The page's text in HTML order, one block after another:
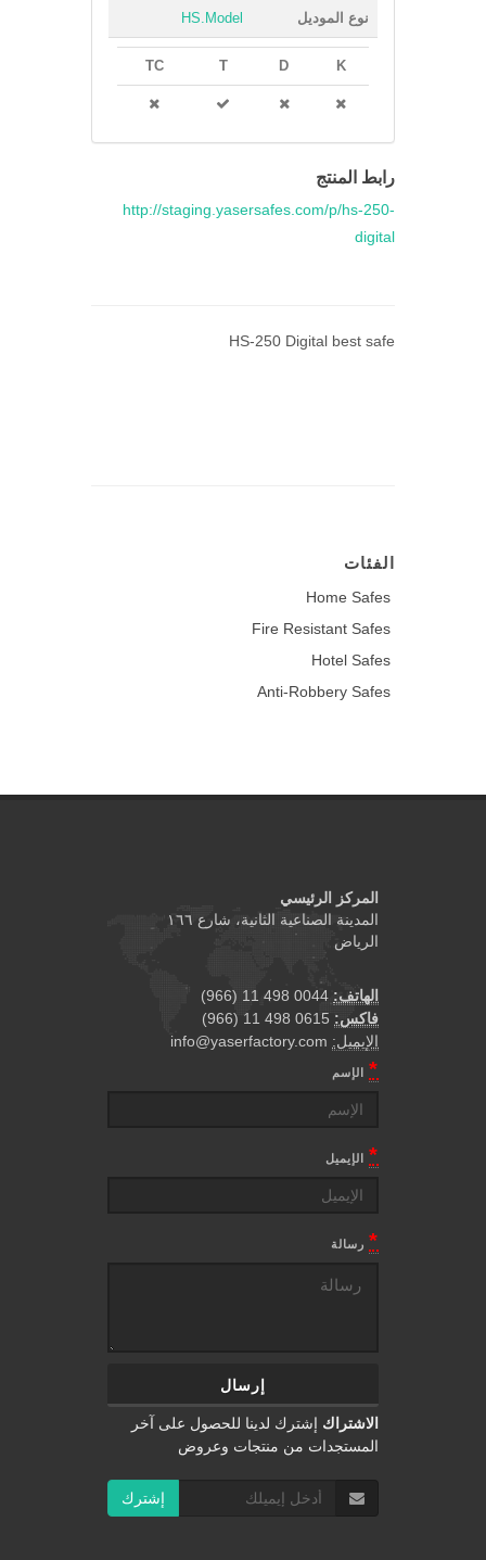
نوع الموديل HS.Model
K
D
T
TC
رابط المنتج
http://staging.yasersafes.com/p/hs-250-
digital
HS-250 Digital best safe
الفئات
Home Safes
Fire Resistant Safes
Hotel Safes
Anti-Robbery Safes
المركز الرئيسي
المدينة الصناعية الثانية، شارع ١٦٦
الرياض
الهاتف:
فاكس:
الإيميل: info@yaserfactory.com
* الإسم
* الإيميل
* رسالة
الاشتراك إشترك لدينا للحصول على آخر
المستجدات من منتجات وعروض
إشترك